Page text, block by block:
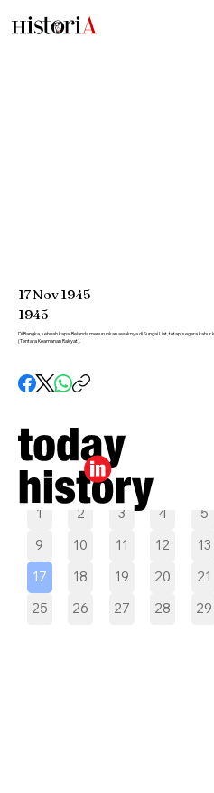
Pilih tanggal
1 2 3 4 5
9
10 11 12 13
17
18 19 20 21
25
26 27 28 29
17Nov1945
1945
Di Bangka, sebuah kapal Belanda menurunkan awaknya di Sungai Liat, tetapi segera
(Tentara Keamanan Rakyat).